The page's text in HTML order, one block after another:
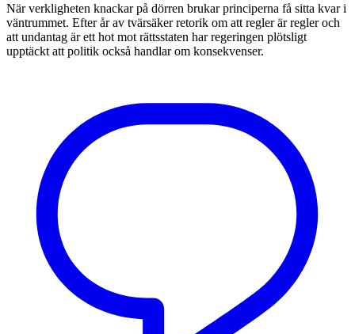
När verkligheten knackar på dörren brukar principerna få sitta kvar i
väntrummet. Efter år av tvärsäker retorik om att regler är regler och
att undantag är ett hot mot rättsstaten har regeringen plötsligt
upptäckt att politik också handlar om konsekvenser.